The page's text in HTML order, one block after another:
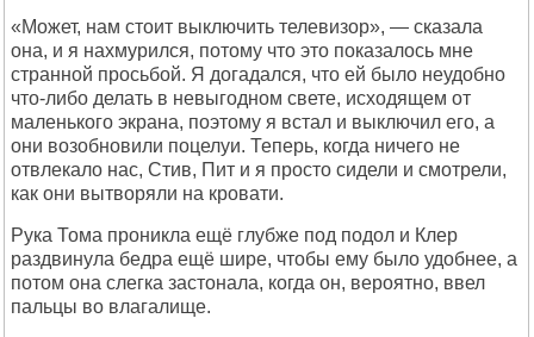
«Может, нам стоит выключить телевизор», — сказала
она, и я нахмурился, потому что это показалось мне
странной просьбой. Я догадался, что ей было неудобно
что-либо делать в невыгодном свете, исходящем от
маленького экрана, поэтому я встал и выключил его, а
они возобновили поцелуи. Теперь, когда ничего не
отвлекало нас, Стив, Пит и я просто сидели и смотрели,
как они вытворяли на кровати.
Рука Тома проникла ещё глубже под подол и Клер
раздвинула бедра ещё шире, чтобы ему было удобнее, а
потом она слегка застонала, когда он, вероятно, ввел
пальцы во влагалище.